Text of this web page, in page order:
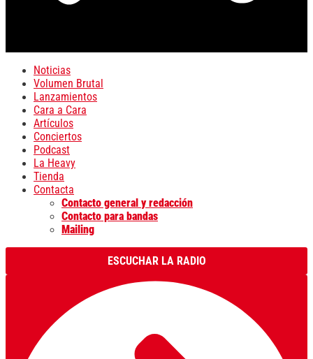
Noticias
Volumen Brutal
Lanzamientos
Cara a Cara
Artículos
Conciertos
Podcast
La Heavy
Tienda
Contacta
Contacto general y redacción
Contacto para bandas
Mailing
ESCUCHAR LA RADIO